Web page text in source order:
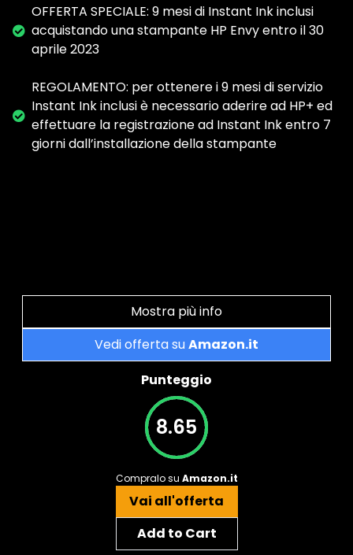
OFFERTA SPECIALE: 9 mesi di Instant Ink inclusi
acquistando una stampante HP Envy entro il 30
aprile 2023
REGOLAMENTO: per ottenere i 9 mesi di servizio
Instant Ink inclusi è necessario aderire ad HP+ ed
effettuare la registrazione ad Instant Ink entro 7
giorni dall’installazione della stampante
Mostra più info
Vedi offerta suAmazon.it
Punteggio
8.65
Compralo su Amazon.it
Vai all'offerta
Add to Cart